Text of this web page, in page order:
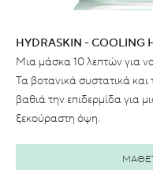
HYDRASKIN - COOLING
Μια μάσκα 10 λεπτών για
Τα βοτανικά συστατικά
βαθιά την επιδερμίδα για
ξεκούραστη όψη.